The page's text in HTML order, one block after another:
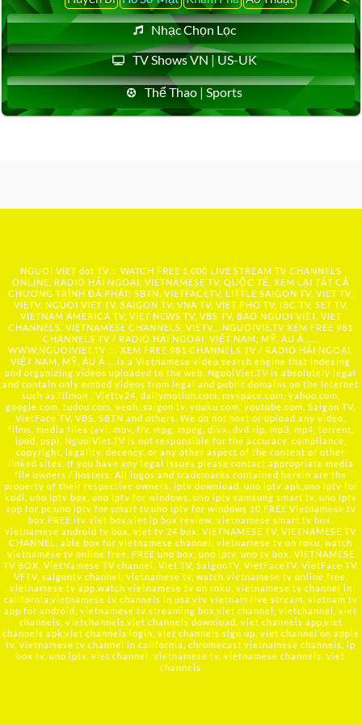
Nhạc Chọn Lọc
TV Shows VN | US-UK
Thể Thao | Sports
NGUOI VIET dot TV :: WATCH FREE 1,000 LIVE STREAM TV CHANNELS
ONLINE, RADIO HẢI NGOẠI, VIETNAMESE TV, QUỐC TẾ, XEM LẠI TẤT CẢ
CHƯƠNG TRÌNH ĐÃ PHÁT: SBTN, VIETFACETV, LITTLE SAIGON TV, VIET TV,
VIETV, NGUOI VIET TV, SAIGON TV, VNA TV, VIET PHO TV, IBC TV, SET TV,
VIETNAM AMERICA TV, VIET NEWS TV, VBS TV, BAO NGUOI VIET, VIET
CHANNELS, VIETNAMESE CHANNELS, VIETV,... NGUOIVIE.TV XEM FREE 981
CHANNELS TV / RADIO HẢI NGOẠI, VIỆT NAM, MỸ, ÂU Á …..
WWW.NGUOIVIET.TV ::: XEM FREE 981 CHANNELS TV / RADIO HẢI NGOẠI,
VIỆT NAM, MỸ, ÂU Á ….is a Vietnamese video search engine that indexing
and organizing videos uploaded to the web. NguoiViet.TV is absolutely legal
and contain only embed videos from legal and public domains on the Internet
such as filmon , Viettv24, dailymotion.com, myspace.com, yahoo.com,
google.com, tudou.com, veoh, saigon tv, youku.com, youtube.com, Saigon TV,
VietFace TV, VBS, SBTN and others. We do not host or upload any video,
films, media files (avi, mov, flv, mpg, mpeg, divx, dvd rip, mp3, mp4, torrent,
ipod, psp), NguoiViet.TV is not responsible for the accuracy, compliance,
copyright, legality, decency, or any other aspect of the content of other
linked sites. If you have any legal issues please contact appropriate media
file owners / hosters. All logos and trademarks contained herein are the
property of their respective owners. iptv download, uno iptv apk,uno iptv for
kodi, uno iptv box, uno iptv for windows, uno iptv samsung smart tv, uno iptv
app for pc,uno iptv for smart tv,uno iptv for windows 10,FREE Vietnamese tv
box,FREE itv viet box,viet ip box review, vietnamese smart tv box,
vietnamese android tv box, viet tv 24 box, VIETNAMESE TV, VIETNAMESE TV
CHANNEL, able box for vietnamese channel, vietnamese tv on roku, watch
vietnamese tv online free, FREE uno box, uno iptv, uno tv box, VIETNAMESE
TV BOX, VietNamese TV channel, Viet TV, SaigonTV, VietFaceTV, VietFace TV,
VFTV, saigontv channel, vietnamese tv, watch vietnamese tv online free,
vietnamese tv app,watch vietnamese tv on roku, vietnamese tv channel in
california,vietnamese tv channels in usa,vtv vietnam live stream, vietnam tv
app for android, vietnamese tv streaming box,viet channel, vietchannel, viet
channels, vietchannels,viet channels download, viet channels app,viet
channels apk,viet channels login, viet channels sign up, viet channel on apple
tv, vietnamese tv channel in california, chromecast vietnamese channels, ip
box tv, uno iptv, viet channel, vietnamese tv, vietnamese channels, viet
channels